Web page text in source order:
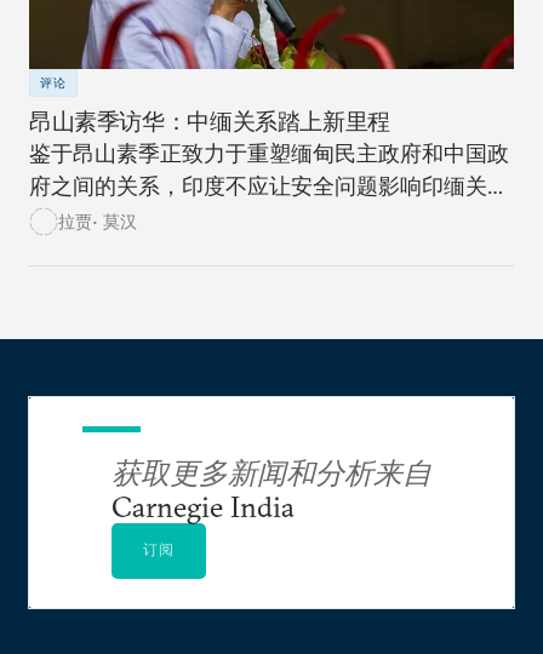
评论
昂山素季访华：中缅关系踏上新里程
鉴于昂山素季正致力于重塑缅甸民主政府和中国政
府之间的关系，印度不应让安全问题影响印缅关系
的发展。
拉贾• 莫汉
获取更多新闻和分析来自
Carnegie India
订阅